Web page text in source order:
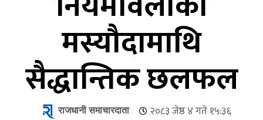
मस्यौदामाथि
सैद्धान्तिक छलफल
राजधानी समाचारदाता २०८३ जेष्ठ ४ गते १५:३६